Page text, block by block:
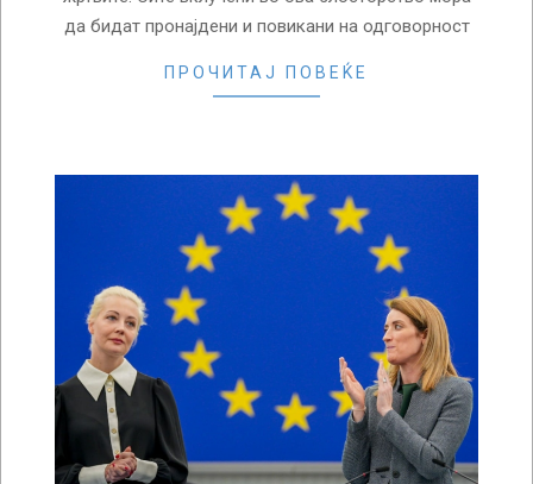
да бидат пронајдени и повикани на одговорност
ПРОЧИТАЈ ПОВЕЌЕ